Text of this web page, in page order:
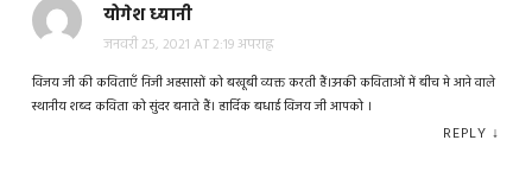
योगेश ध्यानी
जनवरी 25, 2021 AT 2:19 अपराह्न
विजय जी की कविताएँ निजी अहसासों को बखूबी व्यक्त करती हैं।उनकी कविताओं में बीच मे आने वाले
स्थानीय शब्द कविता को सुंदर बनाते हैं। हार्दिक बधाई विजय जी आपको ।
REPLY ↓